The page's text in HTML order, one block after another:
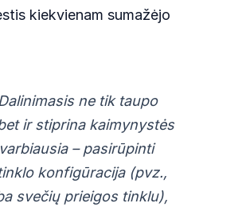
kiekvienam sumažėjo
ne tik taupo
ir stiprina kaimynystės
– pasirūpinti
konfigūracija (pvz.,
svečių prieigos tinklu),